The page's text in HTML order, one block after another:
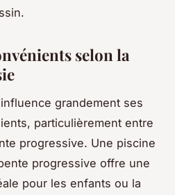
selon la
grandement ses
particulièrement entre
progressive. Une piscine
progressive offre une
pour les enfants ou la